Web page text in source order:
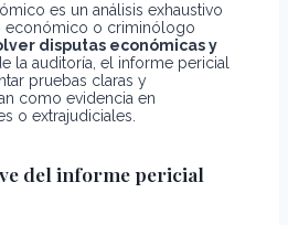
es un análisis exhaustivo
económico o criminólogo
disputas económicas y
la auditoría, el informe pericial
pruebas claras y
como evidencia en
o extrajudiciales.
del informe pericial